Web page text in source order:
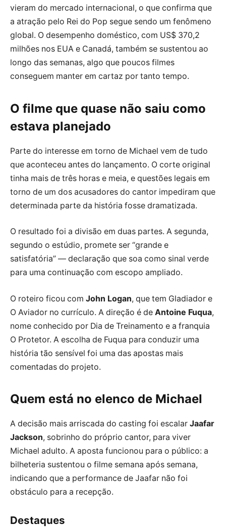
vieram do mercado internacional, o que confirma que
a atração pelo Rei do Pop segue sendo um fenômeno
global. O desempenho doméstico, com US$ 370,2
milhões nos EUA e Canadá, também se sustentou ao
longo das semanas, algo que poucos filmes
conseguem manter em cartaz por tanto tempo.
O filme que quase não saiu como
estava planejado
Parte do interesse em torno de Michael vem de tudo
que aconteceu antes do lançamento. O corte original
tinha mais de três horas e meia, e questões legais em
torno de um dos acusadores do cantor impediram que
determinada parte da história fosse dramatizada.
O resultado foi a divisão em duas partes. A segunda,
segundo o estúdio, promete ser “grande e
satisfatória” — declaração que soa como sinal verde
para uma continuação com escopo ampliado.
O roteiro ficou com John Logan, que tem Gladiador e
O Aviador no currículo. A direção é de Antoine Fuqua,
nome conhecido por Dia de Treinamento e a franquia
O Protetor. A escolha de Fuqua para conduzir uma
história tão sensível foi uma das apostas mais
comentadas do projeto.
Quem está no elenco de Michael
A decisão mais arriscada do casting foi escalar Jaafar
Jackson, sobrinho do próprio cantor, para viver
Michael adulto. A aposta funcionou para o público: a
bilheteria sustentou o filme semana após semana,
indicando que a performance de Jaafar não foi
obstáculo para a recepção.
Destaques